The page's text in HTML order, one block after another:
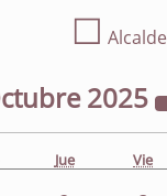
☐
2025
Jue Vie